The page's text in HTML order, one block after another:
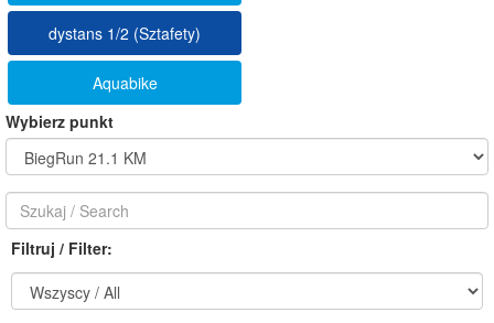
dystans 1/2 (Sztafety)
Aquabike
Wybierz punkt
Filtruj / Filter: